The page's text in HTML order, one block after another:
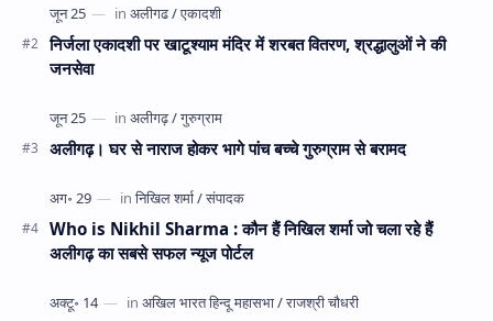
निर्जला एकादशी पर खाटूश्याम मंदिर में शरबत वितरण, श्रद्धालुओं ने की
जनसेवा
अलीगढ़। घर से नाराज होकर भागे पांच बच्चे गुरुग्राम से बरामद
Who is Nikhil Sharma : कौन हैं निखिल शर्मा जो चला रहे हैं
अलीगढ़ का सबसे सफल न्यूज पोर्टल